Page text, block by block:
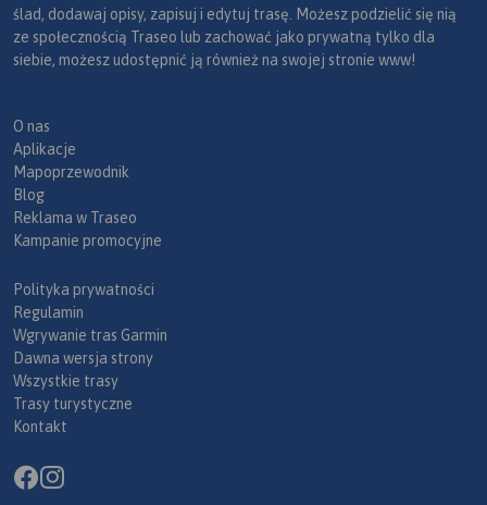
ślad, dodawaj opisy, zapisuj i edytuj trasę. Możesz podzielić się nią
ze społecznością Traseo lub zachować jako prywatną tylko dla
siebie, możesz udostępnić ją również na swojej stronie www!
O nas
Aplikacje
Mapoprzewodnik
Blog
Reklama w Traseo
Kampanie promocyjne
Polityka prywatności
Regulamin
Wgrywanie tras Garmin
Dawna wersja strony
Wszystkie trasy
Trasy turystyczne
Kontakt